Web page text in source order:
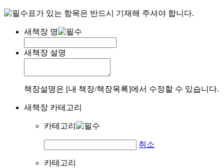
표가 있는 항목은 반드시 기재해 주셔야 합니다.
새책장 명
새책장 설명
책장설명은 [내 책장/책장목록]에서 수정할 수 있습니다.
새책장 카테고리
카테고리
취소
카테고리